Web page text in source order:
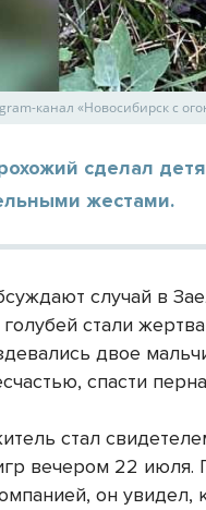
канал «Новосибирск с
сделал
жестами.
случай в
стали
двое
спасти
стал
вечером 22 июля.
он увидел,